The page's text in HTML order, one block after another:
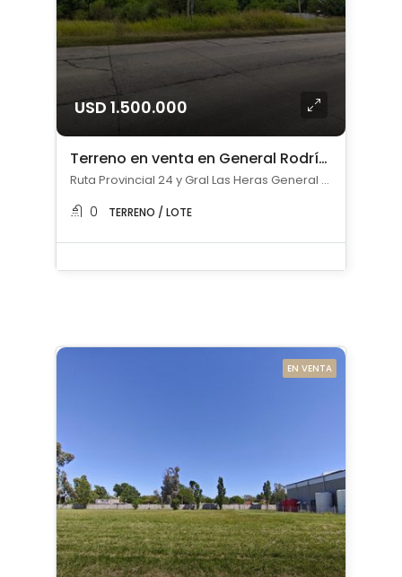
USD 1.500.000
Terreno en venta en General Rodríguez
Ruta Provincial 24 y Gral Las Heras General Rodriguez, , General Rodríguez
0 TERRENO / LOTE
EN VENTA